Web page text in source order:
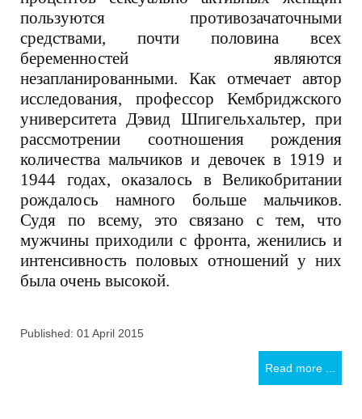
пользуются противозачаточными
средствами, почти половина всех
беременностей являются
незапланированными. Как отмечает автор
исследования, профессор Кембриджского
университета Дэвид Шпигельхальтер, при
рассмотрении соотношения рождения
количества мальчиков и девочек в 1919 и
1944 годах, оказалось в Великобритании
рождалось намного больше мальчиков.
Судя по всему, это связано с тем, что
мужчины приходили с фронта, женились и
интенсивность половых отношений у них
была очень высокой.
Published: 01 April 2015
Read more ...